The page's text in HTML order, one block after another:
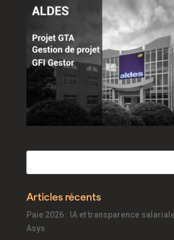
Articles récents
Paie 2026 : IA et transparence
Asys